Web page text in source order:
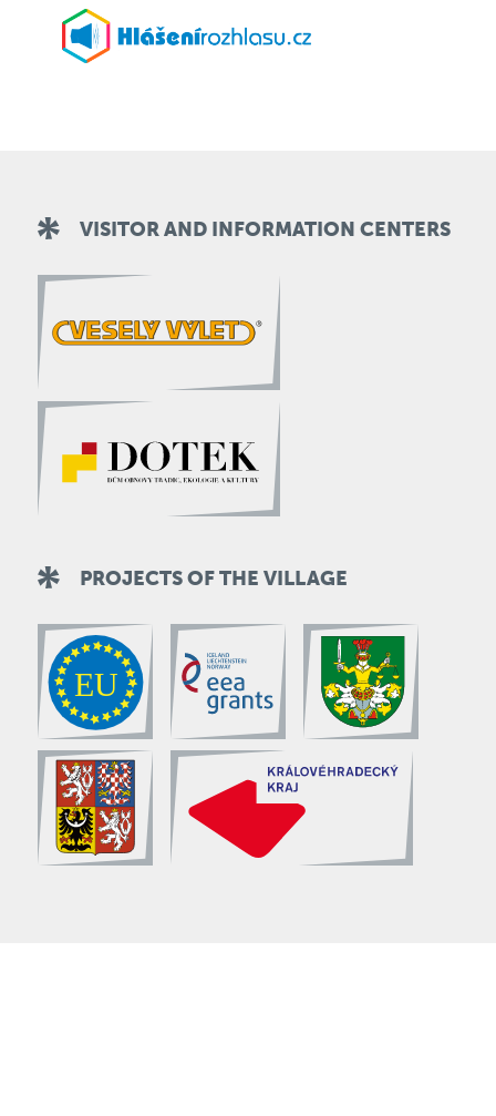
VISITOR AND INFORMATION CENTERS
PROJECTS OF THE VILLAGE